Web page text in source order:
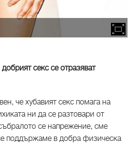
секс се отразяват
че хубавият секс помага на
ни да се разтовари от
се напрежение, сме
поддържаме в добра физическа